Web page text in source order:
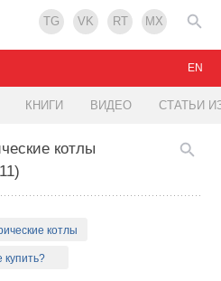
TG VK RT MX
КНИГИ ВИДЕО СТАТЬИ
EN
котлы
котлы
купить?